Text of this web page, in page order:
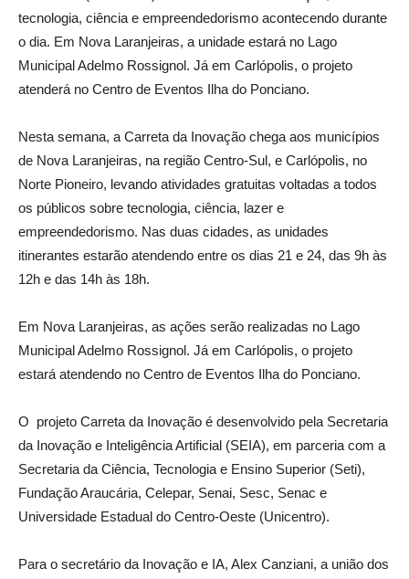
tecnologia, ciência e empreendedorismo acontecendo durante
o dia. Em Nova Laranjeiras, a unidade estará no Lago
Municipal Adelmo Rossignol. Já em Carlópolis, o projeto
atenderá no Centro de Eventos Ilha do Ponciano.
Nesta semana, a Carreta da Inovação chega aos municípios
de Nova Laranjeiras, na região Centro-Sul, e Carlópolis, no
Norte Pioneiro, levando atividades gratuitas voltadas a todos
os públicos sobre tecnologia, ciência, lazer e
empreendedorismo. Nas duas cidades, as unidades
itinerantes estarão atendendo entre os dias 21 e 24, das 9h às
12h e das 14h às 18h.
Em Nova Laranjeiras, as ações serão realizadas no Lago
Municipal Adelmo Rossignol. Já em Carlópolis, o projeto
estará atendendo no Centro de Eventos Ilha do Ponciano.
O projeto Carreta da Inovação é desenvolvido pela Secretaria
da Inovação e Inteligência Artificial (SEIA), em parceria com a
Secretaria da Ciência, Tecnologia e Ensino Superior (Seti),
Fundação Araucária, Celepar, Senai, Sesc, Senac e
Universidade Estadual do Centro-Oeste (Unicentro).
Para o secretário da Inovação e IA, Alex Canziani, a união dos